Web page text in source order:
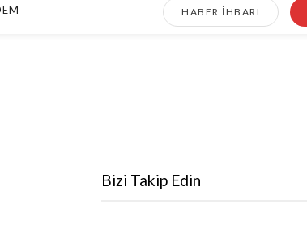
HABER İHBARI
Bizi Takip Edin